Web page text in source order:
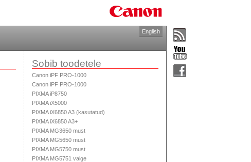
English
Sobib toodetele
Canon iPF PRO-1000
Canon iPF PRO-1000
PIXMA iP8750
PIXMA iX5000
PIXMA iX6850 A3 (kasutatud)
PIXMA iX6850 A3+
PIXMA MG3650 must
PIXMA MG5650 must
PIXMA MG5750 must
PIXMA MG5751 valge